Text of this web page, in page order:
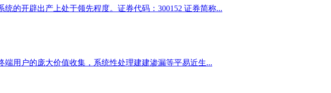
的开辟出产上处于领先程度。证券代码：300152 证券简称...
用户的庞大价值收集，系统性处理建建渗漏等平易近生...